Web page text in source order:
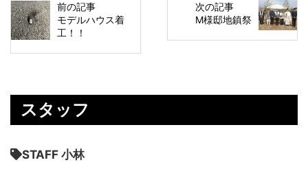
前の記事
モデルハウス着
工！！
次の記事
M様邸地鎮祭
スタッフ
STAFF 小林